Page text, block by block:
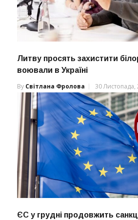
Литву просять захистити
воювали в Україні
By Світлана Фролова 30 Листопада,
ЄС у грудні продовжить